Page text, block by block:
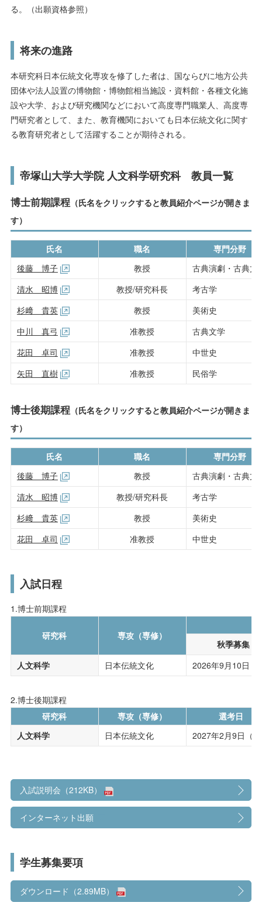
る。（出願資格参照）
将来の進路
本研究科日本伝統文化専攻を修了した者は、国ならびに地方公共
団体や法人設置の博物館・博物館相当施設・資料館・各種文化施
設や大学、および研究機関などにおいて高度専門職業人、高度専
門研究者として、また、教育機関においても日本伝統文化に関す
る教育研究者として活躍することが期待される。
帝塚山大学大学院 人文科学研究科 教員一覧
博士前期課程（氏名をクリックすると教員紹介ページが開きま
す）
氏名 職名
専門分野
後藤 博子
教授
古典演劇・古典文
清水 昭博
教授/研究科長
考古学
杉﨑 貴英
教授
美術史
中川 真弓
准教授
古典文学
花田 卓司
准教授
中世史
矢田 直樹
准教授 民俗学
博士後期課程（氏名をクリックすると教員紹介ページが開きま
す）
氏名 職名
専門分野
後藤 博子
教授
古典演劇・古典文
清水 昭博
教授/研究科長
考古学
杉﨑 貴英
教授
美術史
花田 卓司
准教授 中世史
入試日程
1.博士前期課程
研究科 専攻（専修）
秋季募集
人文科学
日本伝統文化 2026年9月10日（
2.博士後期課程
研究科
専攻（専修）
選考日
人文科学
日本伝統文化 2027年2月9日（
入試説明会（212KB）
インターネット出願
学生募集要項
ダウンロード（2.89MB）